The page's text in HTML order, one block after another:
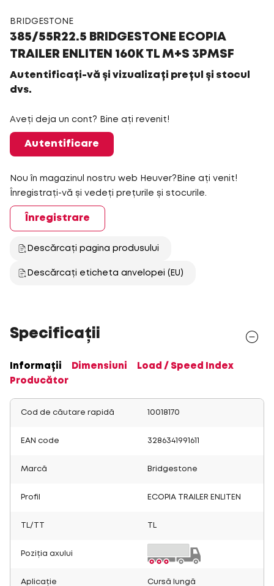
BRIDGESTONE
385/55R22.5 BRIDGESTONE ECOPIA
TRAILER ENLITEN 160K TL M+S 3PMSF
Autentificați-vă și vizualizați prețul și stocul
dvs.
Aveți deja un cont? Bine ați revenit!
Autentificare
Nou în magazinul nostru web Heuver?Bine ați venit!
Înregistrați-vă și vedeți prețurile și stocurile.
Înregistrare
Descărcați pagina produsului
Descărcați eticheta anvelopei (EU)
Specificații
Informații Dimensiuni
Load / Speed Index
Producător
Cod de căutare rapidă 10018170
EAN code 3286341991611
Marcă Bridgestone
Profil ECOPIA TRAILER ENLITEN
TL/TT
Poziția axului
Aplicație Cursă lungă